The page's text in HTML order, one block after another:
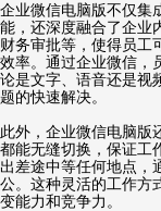
企业微信电脑版不仅集
能，还深度融合了企业
财务审批等，使得员工
效率。通过企业微信，
论是文字、语音还是视
题的快速解决。
此外，企业微信电脑版
都能无缝切换，保证工
出差途中等任何地点，
公。这种灵活的工作方
变能力和竞争力。